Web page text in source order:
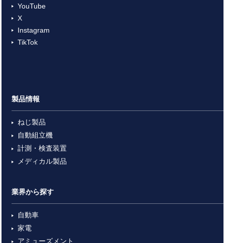
YouTube
X
Instagram
TikTok
製品情報
ねじ製品
自動組立機
計測・検査装置
メディカル製品
業界から探す
自動車
家電
アミューズメント